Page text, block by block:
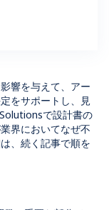
響を与えて、アー
をサポートし、見
で設計書の
界においてなぜ不
、続く記事で順を